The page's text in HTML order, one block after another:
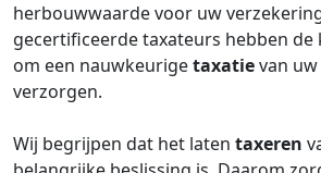
herbouwwaarde voor uw
gecertificeerde taxateurs hebben de
om een nauwkeurigetaxatievan
verzorgen.
Wij begrijpen dat het laten taxeren